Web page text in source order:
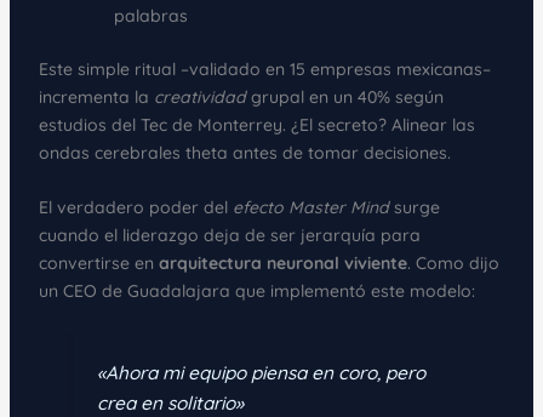
palabras
Este simple ritual –validado en 15 empresas mexicanas–
incrementa la creatividadgrupal en un 40% según
estudios del Tec de Monterrey. ¿El secreto? Alinear las
ondas cerebrales theta antes de tomar decisiones.
El verdadero poder del efecto Master Mindsurge
cuando el liderazgo deja de ser jerarquía para
convertirse en arquitectura neuronal viviente. Como dijo
un CEO de Guadalajara que implementó este modelo:
«Ahora mi equipo piensa en coro, pero
crea en solitario»